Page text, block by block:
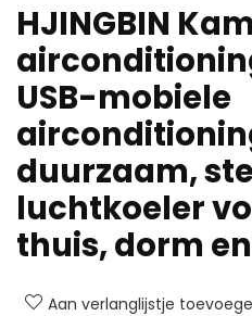
HJINGBIN
USB-mobiele
duurzaam,
luchtkoeler
thuis, dorm
Aan verlanglijstje